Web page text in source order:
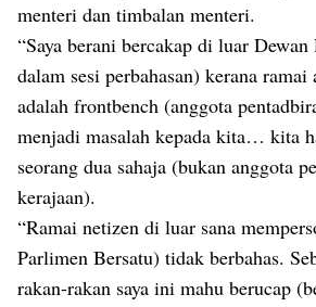
menteri dan timbalan menteri.
“Saya berani bercakap di luar
dalam sesi perbahasan) kerana
adalah frontbench (anggota
menjadi masalah kepada kita… kita
seorang dua sahaja (bukan anggota
kerajaan).
“Ramai netizen di luar sana
Parlimen Bersatu) tidak berbahas.
rakan-rakan saya ini mahu berucap